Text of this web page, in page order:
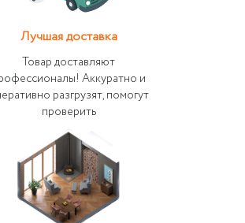
Лучшая доставка
Товар доставляют
Аккуратно и
разгрузят, помогут
проверить